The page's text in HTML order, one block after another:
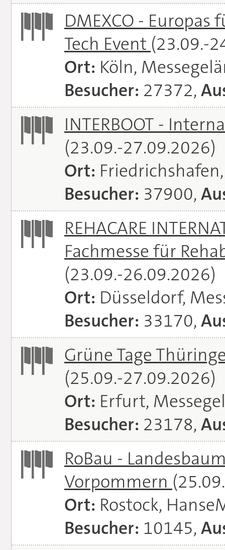
DMEXCO -
Tech Event (23.09.-
Ort: Köln,
Besucher: 27372,
INTERBOOT -
(23.09.-27.09.2026)
Ort:
Besucher: 37900,
REHACARE
Fachmesse für
(23.09.-26.09.2026)
Ort: Düsseldorf,
Besucher: 33170,
Grüne Tage
(25.09.-27.09.2026)
Ort: Erfurt,
Besucher: 23178,
RoBau -
Vorpommern
Ort: Rostock,
Besucher: 10145,